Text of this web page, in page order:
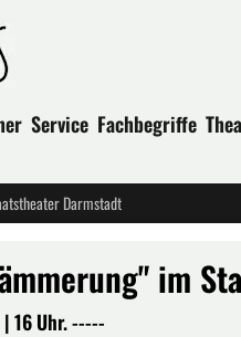
Service Fachbegriffe
Darmstadt
im
16 Uhr. -----